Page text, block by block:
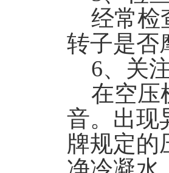
经常检
转子是否
6、关
在空压
音。出现
牌规定的